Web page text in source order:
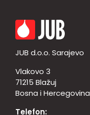
JUB d.o.o. Sarajevo
Vlakovo 3
71215 Blažuj
Bosna i Hercegovina
Telefon: